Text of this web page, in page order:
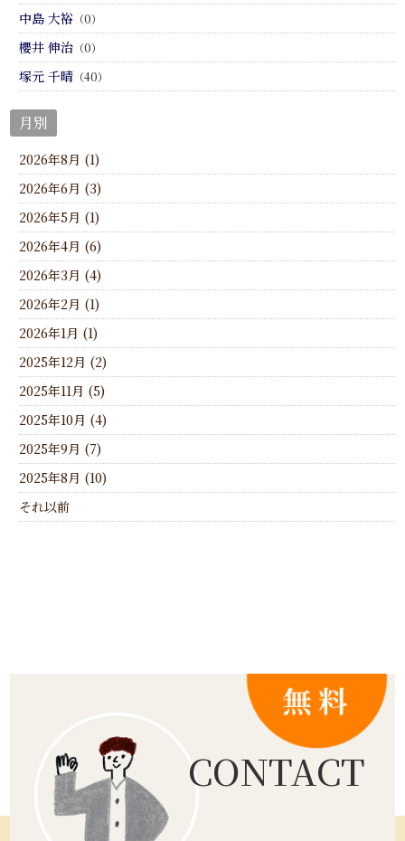
中島 大裕 （0）
櫻井 伸治 （0）
塚元 千晴 （40）
月別
2026年8月 (1)
2026年6月 (3)
2026年5月 (1)
2026年4月 (6)
2026年3月 (4)
2026年2月 (1)
2026年1月 (1)
2025年12月 (2)
2025年11月 (5)
2025年10月 (4)
2025年9月 (7)
2025年8月 (10)
それ以前
CONTACT